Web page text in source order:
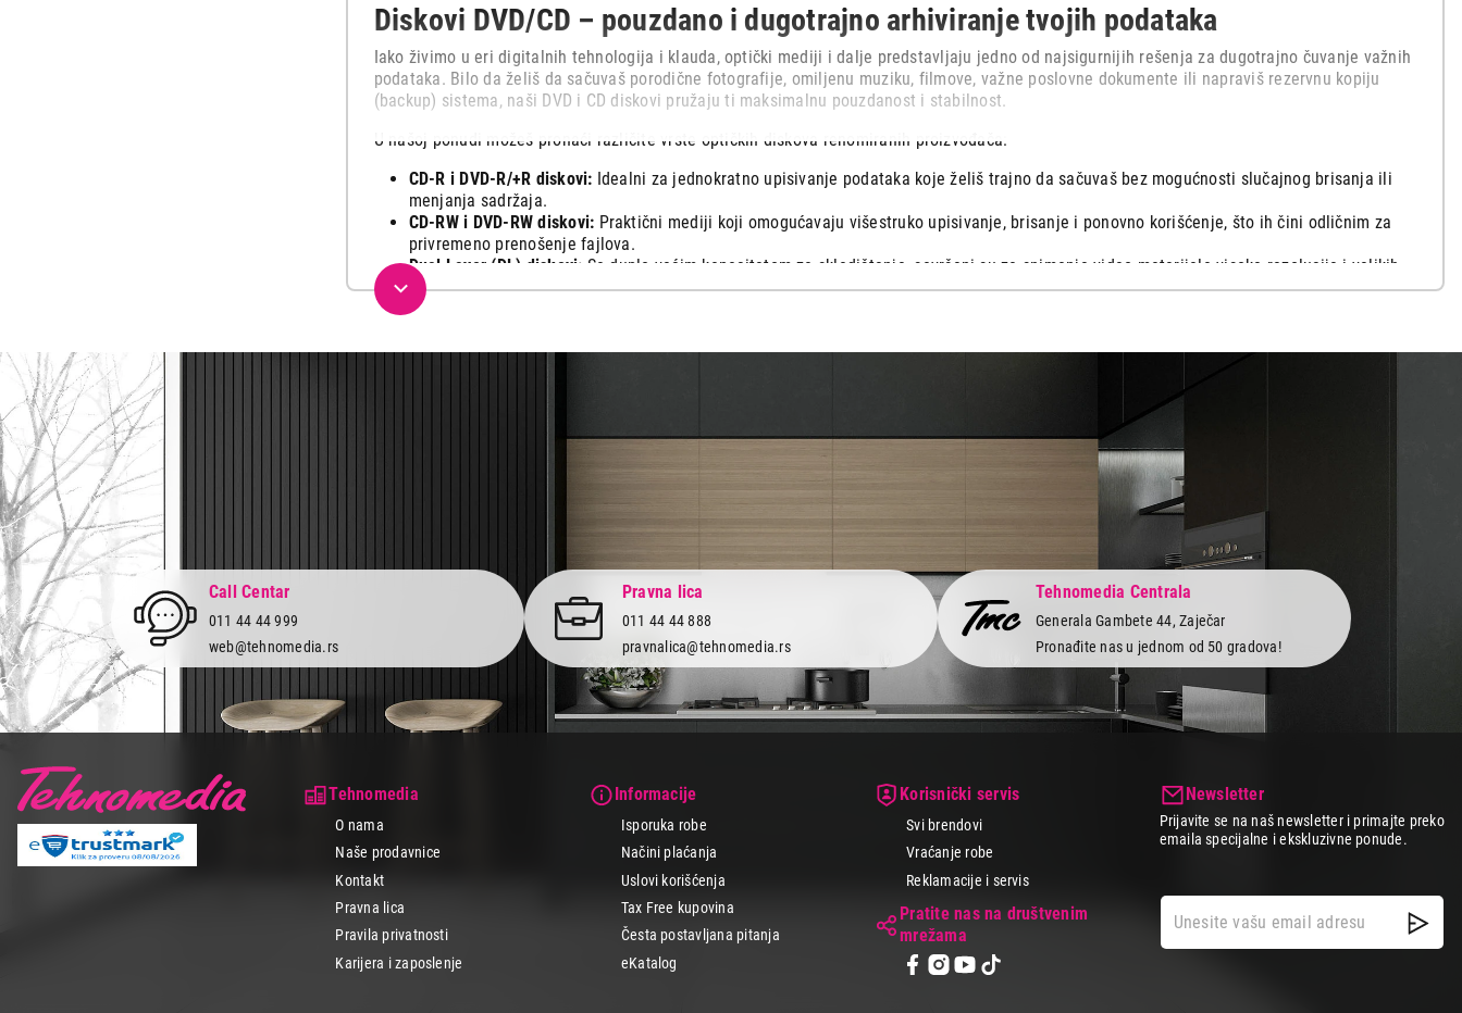
Diskovi DVD/CD – pouzdano i dugotrajno arhiviranje tvojih podataka
Iako živimo u eri digitalnih tehnologija i klauda, optički mediji i dalje predstavljaju jedno od najsigurnijih rešenja za dugotrajno čuvanje važnih
podataka. Bilo da želiš da sačuvaš porodične fotografije, omiljenu muziku, filmove, važne poslovne dokumente ili napraviš rezervnu kopiju
(backup) sistema, naši DVD i CD diskovi pružaju ti maksimalnu pouzdanost i stabilnost.
U našoj ponudi možeš pronaći različite vrste optičkih diskova renomiranih proizvođača:
CD-R i DVD-R/+R diskovi: Idealni za jednokratno upisivanje podataka koje želiš trajno da sačuvaš bez mogućnosti slučajnog brisanja ili
menjanja sadržaja.
CD-RW i DVD-RW diskovi: Praktični mediji koji omogućavaju višestruko upisivanje, brisanje i ponovno korišćenje, što ih čini odličnim za
privremeno prenošenje fajlova.
Dual Layer (DL) diskovi: Sa duplo većim kapacitetom za skladištenje, savršeni su za snimanje video-materijala visoke rezolucije i velikih
baza podataka.
zaštitu, do ekonomičnih "cake" pakovanja od 10, 25 ili 50 komada za veće potrebe arhiviranja. Nabavi svoje DVD i CD diskove već danas u
Nastavi kupovinu Završi kupovinu
Call Centar
011 44 44 999
web@tehnomedia.rs
Pravna lica
011 44 44 888
pravnalica@tehnomedia.rs
Tehnomedia Centrala
Generala Gambete 44, Zaječar
Pronađite nas u jednom od 50 gradova!
Tehnomedia
O nama
Naše prodavnice
Kontakt
Pravna lica
Pravila privatnosti
Karijera i zaposlenje
Informacije
Isporuka robe
Načini plaćanja
Uslovi korišćenja
Tax Free kupovina
Česta postavljana pitanja
eKatalog
Korisnički servis
Svi brendovi
Vraćanje robe
Reklamacije i servis
Pratite nas na društvenim
mrežama
Newsletter
Prijavite se na naš newsletter i primajte preko
emaila specijalne i ekskluzivne ponude.